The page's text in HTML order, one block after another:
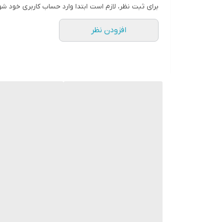
برای ثبت نظر، لازم است ابتدا وارد حساب کاربری خود
افزودن نظر